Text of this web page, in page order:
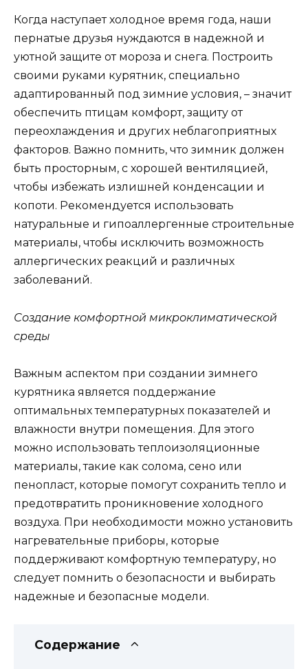
Когда наступает холодное время года, наши
пернатые друзья нуждаются в надежной и
уютной защите от мороза и снега. Построить
своими руками курятник, специально
адаптированный под зимние условия, – значит
обеспечить птицам комфорт, защиту от
переохлаждения и других неблагоприятных
факторов. Важно помнить, что зимник должен
быть просторным, с хорошей вентиляцией,
чтобы избежать излишней конденсации и
копоти. Рекомендуется использовать
натуральные и гипоаллергенные строительные
материалы, чтобы исключить возможность
аллергических реакций и различных
заболеваний.
Создание комфортной микроклиматической
среды
Важным аспектом при создании зимнего
курятника является поддержание
оптимальных температурных показателей и
влажности внутри помещения. Для этого
можно использовать теплоизоляционные
материалы, такие как солома, сено или
пенопласт, которые помогут сохранить тепло и
предотвратить проникновение холодного
воздуха. При необходимости можно установить
нагревательные приборы, которые
поддерживают комфортную температуру, но
следует помнить о безопасности и выбирать
надежные и безопасные модели.
Содержание